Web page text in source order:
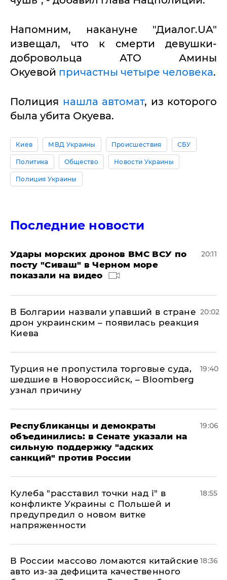
Напомним, накануне "Диалог.UA"
извещал, что к смерти девушки-
добровольца АТО Амины
Окуевой причастны четыре человека.
Полиция нашла автомат, из которого
была убита Окуева.
Киев МВД Украины Происшествия СБУ
Политика Общество Новости Украины
Полиция Украины
Последние новости
Удары морских дронов ВМС ВСУ по
посту "Сиваш" в Черном море
показали на видео
20:11
В Болгарии назвали упавший в стране
дрон украинским – появилась реакция
Киева
20:02
Турция не пропустила торговые суда,
шедшие в Новороссийск, – Bloomberg
узнал причину
19:40
Республиканцы и демократы
объединились: в Сенате указали на
сильную поддержку "адских
санкций" против России
19:06
Кулеба "расставил точки над і" в
конфликте Украины с Польшей и
предупредил о новом витке
напряженности
18:55
В России массово ломаются китайские
авто из-за дефицита качественного
18:36